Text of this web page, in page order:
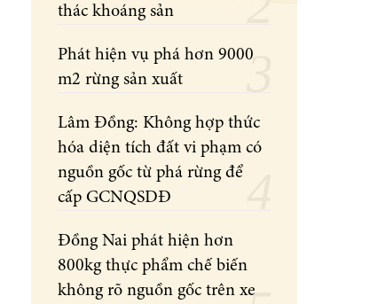
thác khoáng sản
Phát hiện vụ phá hơn 9000
m2 rừng sản xuất
Lâm Đồng: Không hợp thức
hóa diện tích đất vi phạm có
nguồn gốc từ phá rừng để
cấp GCNQSDĐ
Đồng Nai phát hiện hơn
800kg thực phẩm chế biến
không rõ nguồn gốc trên xe